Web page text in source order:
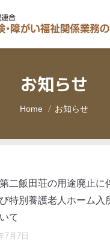
お知らせ
Home お知らせ
二飯田荘の用途廃止に
特別養護老人ホーム入
て
7月7日